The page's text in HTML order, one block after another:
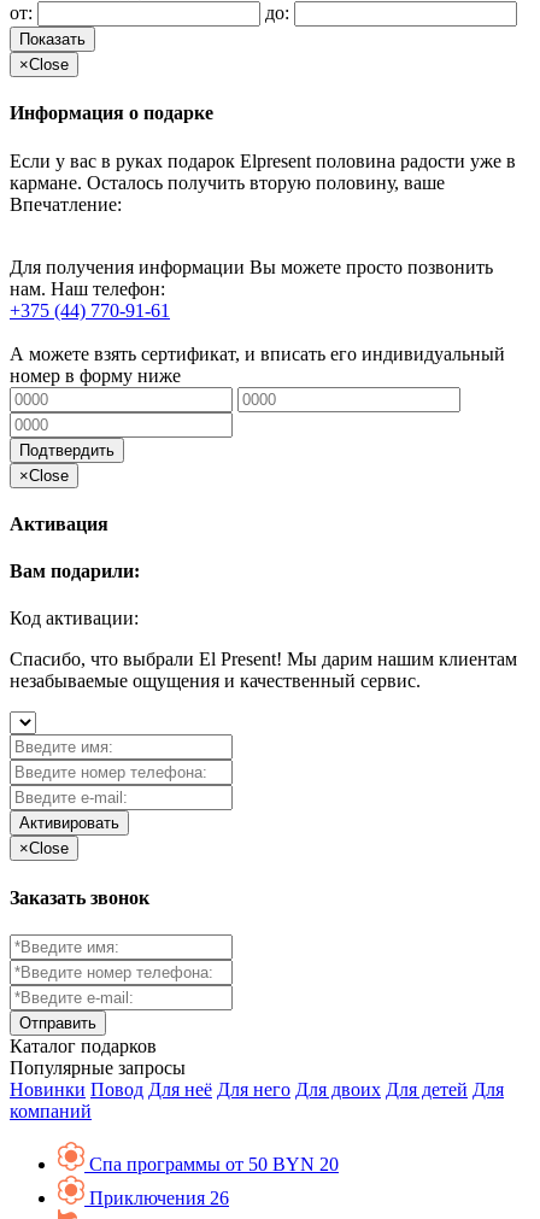
от:
до:
Показать
×Close
Информация о подарке
Если у вас в руках подарок Elpresent половина радости уже в
кармане. Осталось получить вторую половину, ваше
Впечатление:
Для получения информации Вы можете просто позвонить
нам. Наш телефон:
+375 (44) 770-91-61
А можете взять сертификат, и вписать его индивидуальный
номер в форму ниже
Подтвердить
×Close
Активация
Вам подарили:
Код активации:
Спасибо, что выбрали El Present! Мы дарим нашим клиентам
незабываемые ощущения и качественный сервис.
Активировать
×Close
Заказать звонок
Каталог подарков
Популярные запросы
Новинки Повод Для неё Для него Для двоих Для детей Для
компаний
Спа программы от 50 BYN 20
Приключения 26